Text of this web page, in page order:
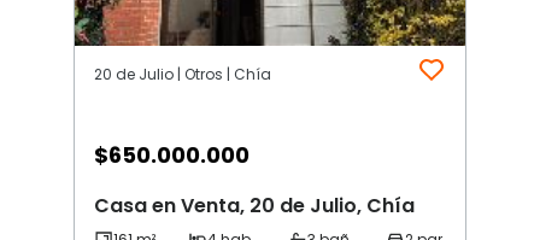
20 de Julio | Otros | Chía
$650.000.000
Casa en Venta, 20 de Julio, Chía